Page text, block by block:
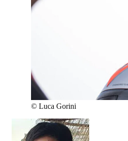
© Luca Gorini